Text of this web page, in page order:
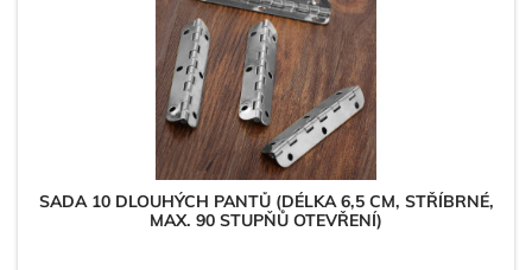
SADA 10 DLOUHÝCH PANTŮ (DÉLKA 6,5 CM, STŘÍBRNÉ,
MAX. 90 STUPŇŮ OTEVŘENÍ)